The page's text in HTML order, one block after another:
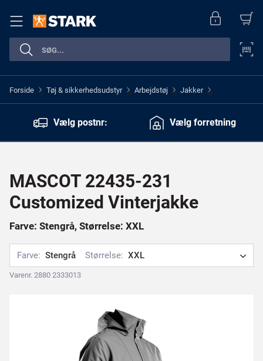
Forside > Tøj & sikkerhedsudstyr > Arbejdstøj > Jakker >
Vælg postnr: Vælg forretning
MASCOT 22435-231
Customized Vinterjakke
Farve: Stengrå, Størrelse: XXL
Farve: Stengrå Størrelse: XXL
Varenr. 2880 2333013